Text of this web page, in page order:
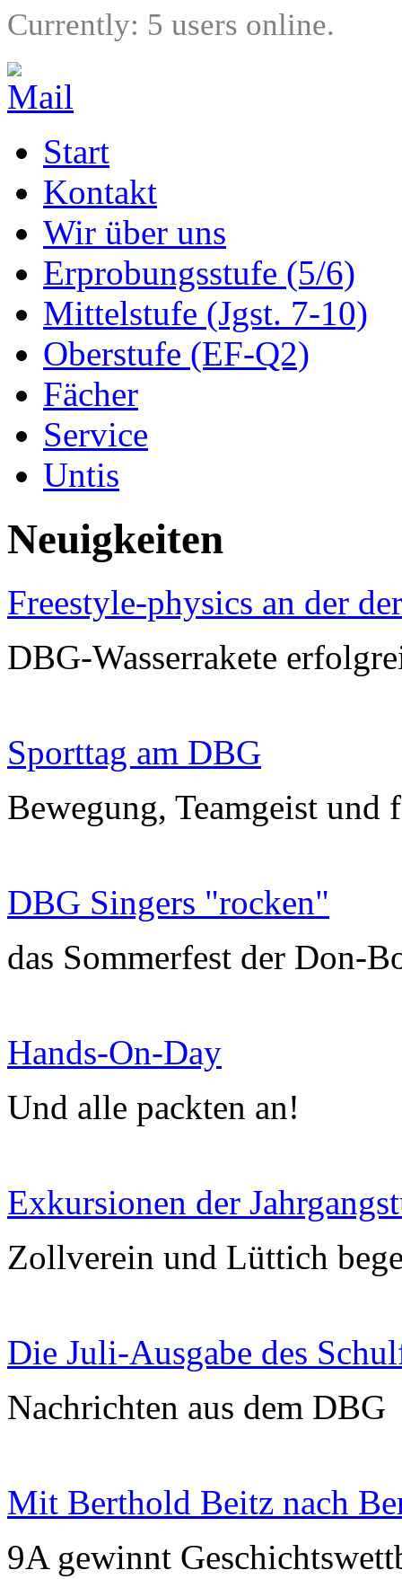
Currently: 5 users online.
Start
Kontakt
Wir über uns
Erprobungsstufe (5/6)
Mittelstufe (Jgst. 7-10)
Oberstufe (EF-Q2)
Fächer
Service
Untis
Neuigkeiten
Freestyle-physics an der
DBG-Wasserrakete
Sporttag am DBG
Bewegung, Teamgeist und
DBG Singers "rocken"
das Sommerfest der Don-
Hands-On-Day
Und alle packten an!
Exkursionen der
Zollverein und Lüttich
Die Juli-Ausgabe des
Nachrichten aus dem DBG
Mit Berthold Beitz nach
9A gewinnt